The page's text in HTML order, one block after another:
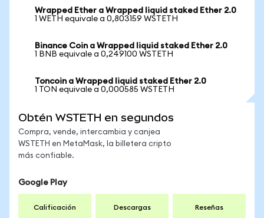
Wrapped Ether a Wrapped liquid staked Ether 2.0
1 WETH equivale a 0,803159 WSTETH
Binance Coin a Wrapped liquid staked Ether 2.0
1 BNB equivale a 0,249100 WSTETH
Toncoin a Wrapped liquid staked Ether 2.0
1 TON equivale a 0,000585 WSTETH
Obtén WSTETH en segundos
Compra, vende, intercambia y canjea
WSTETH en MetaMask, la billetera cripto
más confiable.
Google Play
Calificación Descargas Reseñas